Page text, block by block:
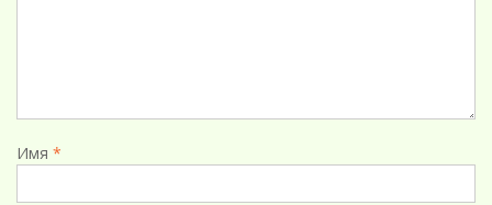
Имя *